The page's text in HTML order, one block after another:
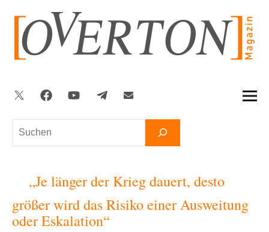
springen
Suchen
Twitter FacebookYouTubeTelegram
„Je länger der Krieg dauert, desto
größer wird das Risiko einer Ausweitung
oder Eskalation“